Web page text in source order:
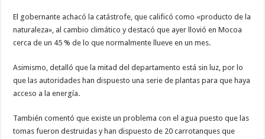
El gobernante achacó la catástrofe, que calificó como «producto de la
naturaleza», al cambio climático y destacó que ayer llovió en Mocoa
cerca de un 45 % de lo que normalmente llueve en un mes.
Asimismo, detalló que la mitad del departamento está sin luz, por lo
que las autoridades han dispuesto una serie de plantas para que haya
acceso a la energía.
También comentó que existe un problema con el agua puesto que las
tomas fueron destruidas y han dispuesto de 20 carrotanques que